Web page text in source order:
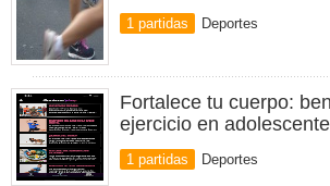
1 partidas Deportes
Fortalece tu cuerpo:
ejercicio en
1 partidas Deportes